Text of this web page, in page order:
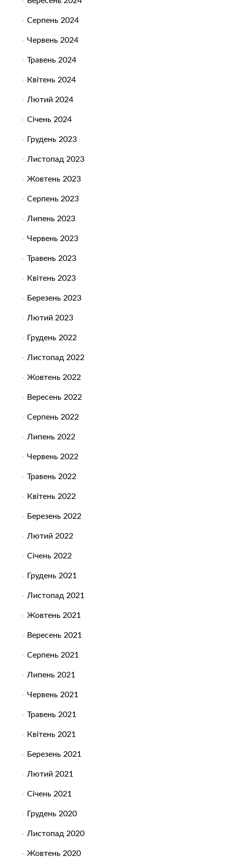
Серпень 2024
Червень 2024
Травень 2024
Квітень 2024
Лютий 2024
Січень 2024
Грудень 2023
Листопад 2023
Жовтень 2023
Серпень 2023
Липень 2023
Червень 2023
Травень 2023
Квітень 2023
Березень 2023
Лютий 2023
Грудень 2022
Листопад 2022
Жовтень 2022
Вересень 2022
Серпень 2022
Липень 2022
Червень 2022
Травень 2022
Квітень 2022
Березень 2022
Лютий 2022
Січень 2022
Грудень 2021
Листопад 2021
Жовтень 2021
Вересень 2021
Серпень 2021
Липень 2021
Червень 2021
Травень 2021
Квітень 2021
Березень 2021
Лютий 2021
Січень 2021
Грудень 2020
Листопад 2020
Жовтень 2020